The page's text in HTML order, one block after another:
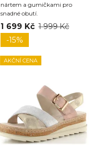
nártem a gumičkami pro
snadné obutí.
1 699 Kč 1 999 Kč
-15%
AKČNÍ CENA